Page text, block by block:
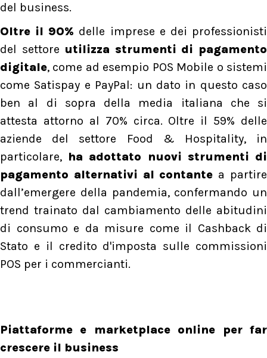
del business.
Oltre il 90% delle imprese e dei professionisti
del settore utilizza strumenti di pagamento
digitale, come ad esempio POS Mobile o sistemi
come Satispay e PayPal: un dato in questo caso
ben al di sopra della media italiana che si
attesta attorno al 70% circa. Oltre il 59% delle
aziende del settore Food & Hospitality, in
particolare, ha adottato nuovi strumenti di
pagamento alternativi al contante a partire
dall’emergere della pandemia, confermando un
trend trainato dal cambiamento delle abitudini
di consumo e da misure come il Cashback di
Stato e il credito d'imposta sulle commissioni
POS per i commercianti.
Piattaforme e marketplace online per far
crescere il business